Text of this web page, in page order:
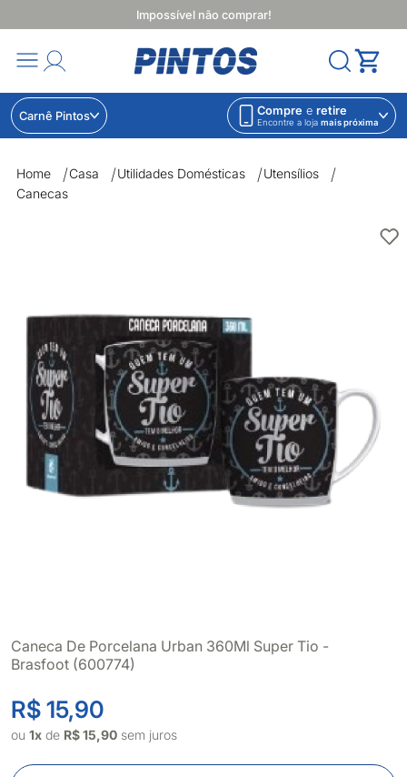
Impossível não comprar!
Carnê Pintos Compre e retire
Encontre a loja mais próxima
Home Casa Utilidades Domésticas
Utensílios
Canecas
Caneca De Porcelana Urban 360Ml Super Tio -
Brasfoot (600774)
R$ 15,90
ou 1x de R$ 15,90 sem juros